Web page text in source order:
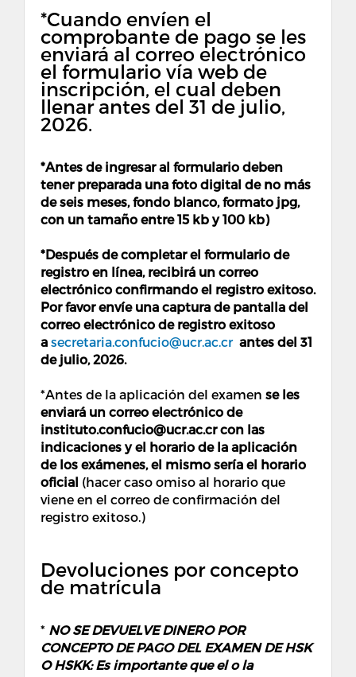
*Cuando envíen el
comprobante de pago se les
enviará al correo electrónico
el formulario vía web de
inscripción, el cual deben
llenar antes del 31 de julio,
2026.
*Antes de ingresar al formulario deben
tener preparada una foto digital de no más
de seis meses, fondo blanco, formato jpg,
con un tamaño entre 15 kb y 100 kb)
*Después de completar el formulario de
registro en línea, recibirá un correo
electrónico confirmando el registro exitoso.
Por favor envíe una captura de pantalla del
correo electrónico de registro exitoso
a secretaria.confucio@ucr.ac.cr antes del 31
de julio, 2026.
*Antes de la aplicación del examen se les
enviará un correo electrónico de
instituto.confucio@ucr.ac.cr con las
indicaciones y el horario de la aplicación
de los exámenes, el mismo sería el horario
oficial (hacer caso omiso al horario que
viene en el correo de confirmación del
registro exitoso.)
Devoluciones por concepto
de matrícula
* NO SE DEVUELVE DINERO POR
CONCEPTO DE PAGO DEL EXAMEN DE HSK
O HSKK: Es importante que el o la